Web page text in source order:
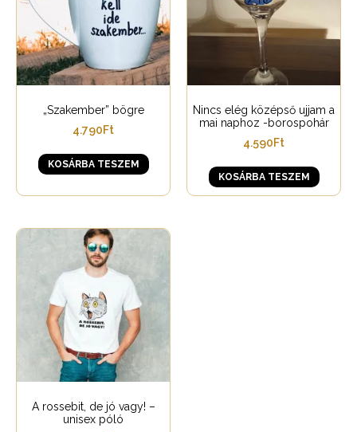
„Szakember” bögre
4.790Ft
KOSÁRBA TESZEM
Nincs elég középső ujjam a
mai naphoz -borospohár
4.590Ft
KOSÁRBA TESZEM
A rossebit, de jó vagy! –
unisex póló